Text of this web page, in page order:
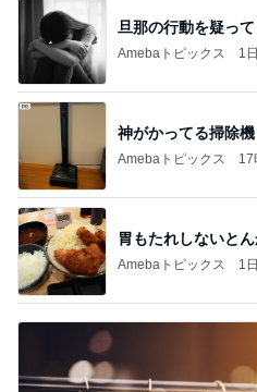
旦那の行動を疑っ
Amebaトピックス 1
神がかってる掃除機
Amebaトピックス 17
胃もたれしないと
Amebaトピックス 1